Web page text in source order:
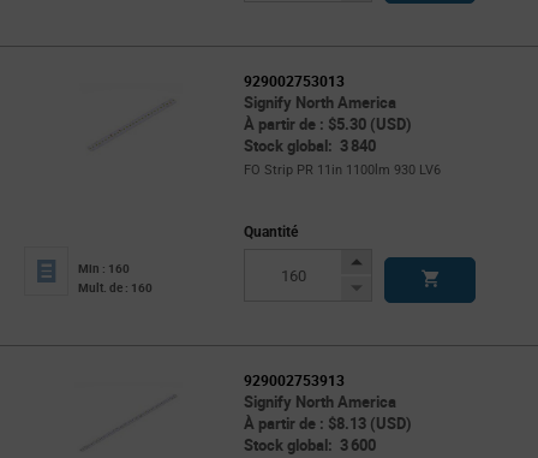
929002753013
Signify North America
À partir de : $5.30 (USD)
Stock global: 3 840
FO Strip PR 11in 1100lm 930 LV6
Min : 160
Mult. de : 160
Quantité
Increase
Decrease
929002753913
Signify North America
À partir de : $8.13 (USD)
Stock global: 3 600